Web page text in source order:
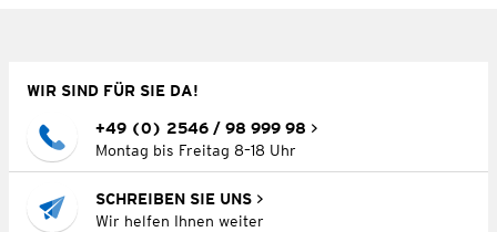
WIR SIND FÜR SIE DA!
+49 (0) 2546 / 98 999 98
Montag bis Freitag 8–18 Uhr
SCHREIBEN SIE UNS
Wir helfen Ihnen weiter